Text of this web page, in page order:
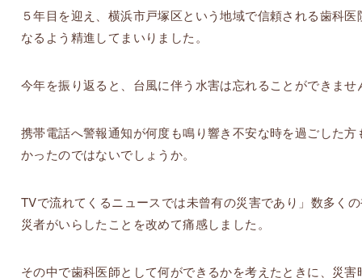
５年目を迎え、横浜市戸塚区という地域で信頼される歯科医
なるよう精進してまいりました。
今年を振り返ると、台風に伴う水害は忘れることができませ
携帯電話へ警報通知が何度も鳴り響き不安な時を過ごした方
かったのではないでしょうか。
TVで流れてくるニュースでは未曾有の災害であり」数多く
災者がいらしたことを改めて痛感しました。
その中で歯科医師として何ができるかを考えたときに、災害